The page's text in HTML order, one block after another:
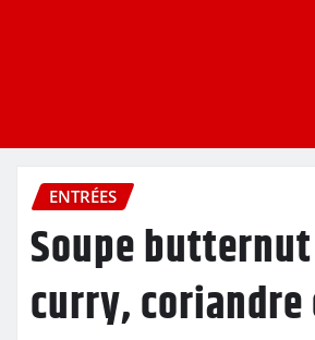
ENTRÉES
Soupe
curry,